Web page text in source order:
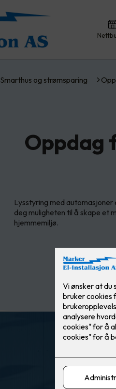
Smarthus og strømsparing
Oppdag
Lysstyring med automasjoner
deg muligheten til å skape et
hjemmemiljø.